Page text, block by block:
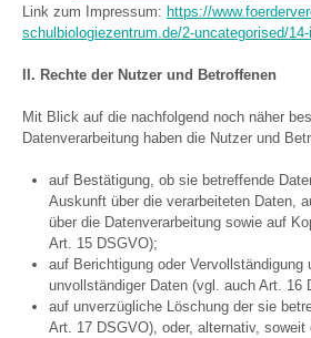
Link zum Impressum: https://
schulbiologiezentrum.de/2-uncategorised/
II. Rechte der Nutzer und Betroffenen
Mit Blick auf die nachfolgend noch näher
Datenverarbeitung haben die Nutzer und
auf Bestätigung, ob sie betreffende
Auskunft über die verarbeiteten Daten,
über die Datenverarbeitung sowie auf
Art. 15 DSGVO);
auf Berichtigung oder Vervollständigung
unvollständiger Daten (vgl. auch Art. 16
auf unverzügliche Löschung der sie
Art. 17 DSGVO), oder, alternativ, soweit